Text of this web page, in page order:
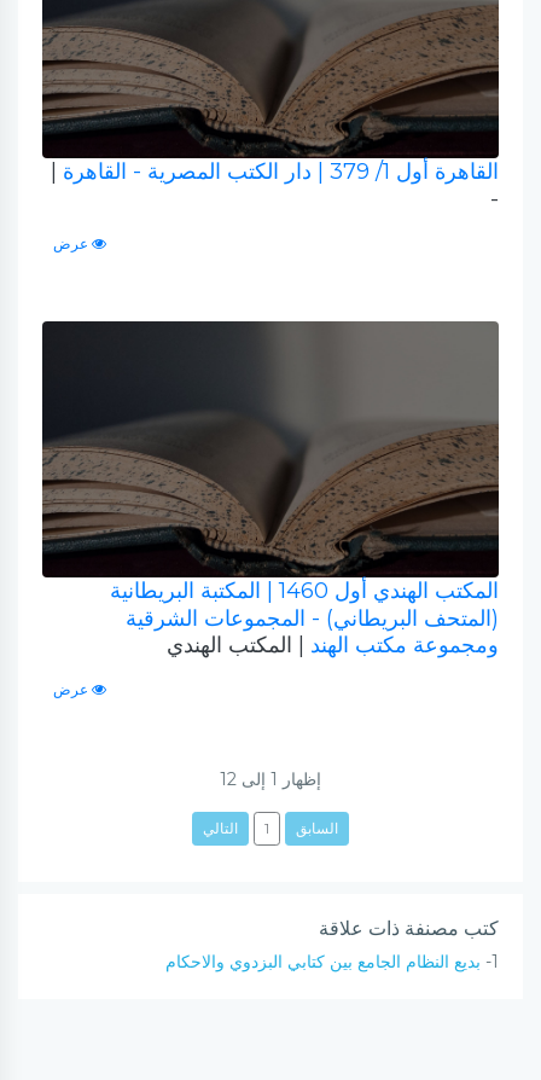
القاهرة أول 1/ 379 | دار الكتب المصرية - القاهرة
-
عرض
المكتب الهندي أول 1460
| المكتبة البريطانية
(المتحف البريطاني) - المجموعات الشرقية
ومجموعة مكتب الهند
| المكتب الهندي
عرض
إظهار 1 إلى 12
السابق 1 التالي
كتب مصنفة ذات علاقة
1- بديع النظام الجامع بين كتابي البزدوي والاحكام